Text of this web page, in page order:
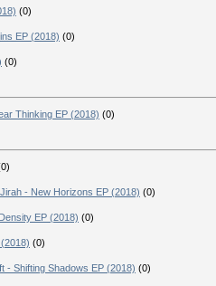
(0)
EP (2018) (0)
(0)
Thinking EP (2018) (0)
- New Horizons EP (2018) (0)
EP (2018) (0)
(0)
- Shifting Shadows EP (2018) (0)